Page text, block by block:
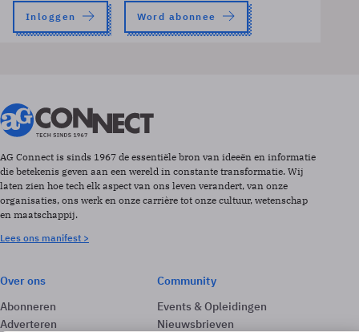
Inloggen Word abonnee
AG Connect is sinds 1967 de essentiële bron van ideeën en informatie
die betekenis geven aan een wereld in constante transformatie. Wij
laten zien hoe tech elk aspect van ons leven verandert, van onze
organisaties, ons werk en onze carrière tot onze cultuur, wetenschap
en maatschappij.
Lees ons manifest >
Over ons
Abonneren
Adverteren
Community
Events & Opleidingen
Nieuwsbrieven